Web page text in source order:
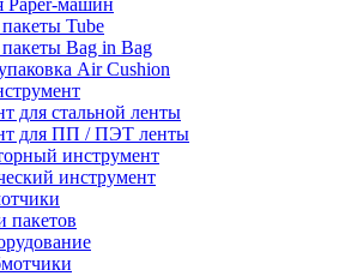
Paper-машин
Tube
Bag in Bag
Air Cushion
для стальной ленты
для ПП / ПЭТ ленты
инструмент
инструмент
пакетов